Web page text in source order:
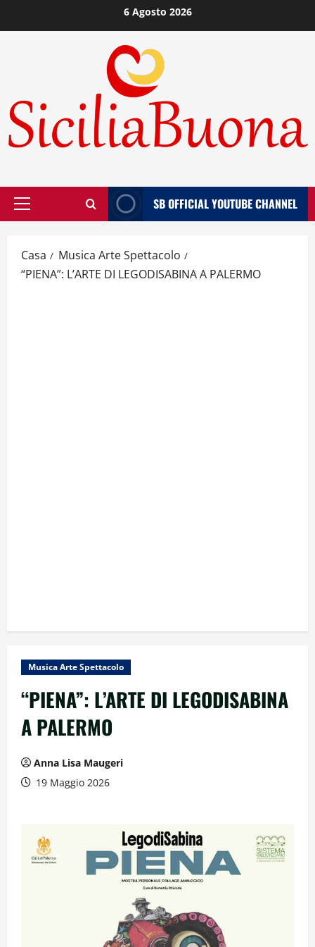
al
6 Agosto 2026
Menù
SB OFFICIAL YOUTUBE CHANNEL
Casa
Musica Arte Spettacolo
“PIENA”: L’ARTE DI LEGODISABINA A PALERMO
Musica Arte Spettacolo
“PIENA”: L’ARTE DI LEGODISABINA
A PALERMO
Anna Lisa Maugeri
19 Maggio 2026